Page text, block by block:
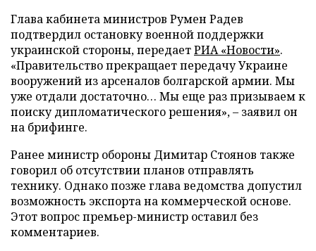
Глава кабинета министров Румен Радев
подтвердил остановку военной поддержки
украинской стороны, передаетРИА «Новости».
«Правительство прекращает передачу Украине
вооружений из арсеналов болгарской армии. Мы
уже отдали достаточно… Мы еще раз призываем к
поиску дипломатического решения», – заявил он
на брифинге.
Ранее министр обороны Димитар Стоянов также
говорил об отсутствии планов отправлять
технику. Однако позже глава ведомства допустил
возможность экспорта на коммерческой основе.
Этот вопрос премьер-министр оставил без
комментариев.